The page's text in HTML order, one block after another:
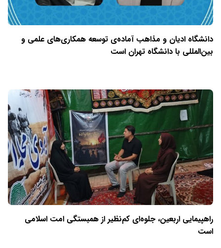
دانشگاه ادیان و مذاهب آماده‌ی توسعه همکاری‌های علمی و
بین‌المللی با دانشگاه تهران است
راهپیمایی اربعین، جلوه‌ای کم‌نظیر از همبستگی امت اسلامی
است